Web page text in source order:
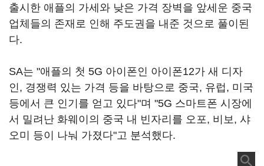
출시한 애플의 가세와 낮은 가격 장벽을 앞세운 중국
업체들의 존재로 인해 주도권을 내준 것으로 풀이된
다.
SA는 "애플의 첫 5G 아이폰인 아이폰12가 새 디자
인, 경쟁력 있는 가격 등을 바탕으로 중국, 유럽, 미국
등에서 큰 인기를 얻고 있다"며 "5G 스마트폰 시장에
서 밀려난 화웨이의 중국 내 빈자리를 오포, 비보, 샤
오미 등이 나눠 가졌다"고 분석했다.